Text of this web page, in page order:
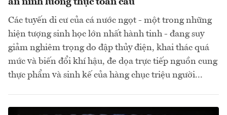
an ninh lương thực toàn cầu
Các tuyến di cư của cá nước ngọt - một trong những
hiện tượng sinh học lớn nhất hành tinh - đang suy
giảm nghiêm trọng do đập thủy điện, khai thác quá
mức và biến đổi khí hậu, đe dọa trực tiếp nguồn cung
thực phẩm và sinh kế của hàng chục triệu người...